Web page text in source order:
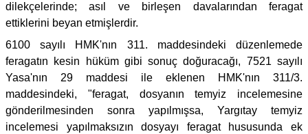
dilekçelerinde; asıl ve birleşen davalarından feragat
ettiklerini beyan etmişlerdir.
6100 sayılı HMK'nın 311. maddesindeki düzenlemede
feragatın kesin hüküm gibi sonuç doğuracağı, 7521 sayılı
Yasa'nın 29 maddesi ile eklenen HMK'nın 311/3.
maddesindeki, "feragat, dosyanın temyiz incelemesine
gönderilmesinden sonra yapılmışsa, Yargıtay temyiz
incelemesi yapılmaksızın dosyayı feragat hususunda ek